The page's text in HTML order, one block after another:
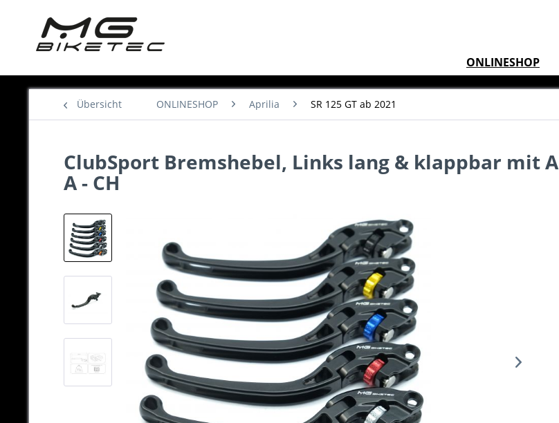
ONLINESHOP
Übersicht ONLINESHOP Aprilia SR 125 GT ab 2021
ClubSport Bremshebel, Links lang & klappbar mit
A - CH